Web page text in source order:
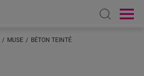
Open
MUSE BÉTON TEINTÉ